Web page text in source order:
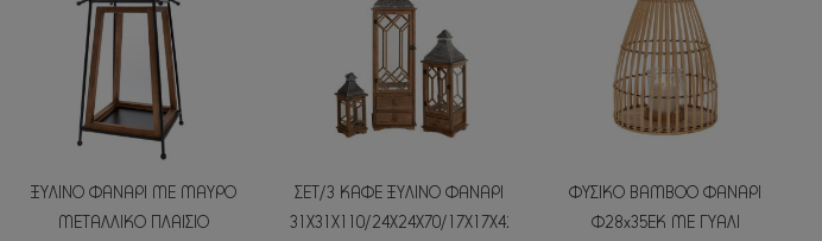
ΞΥΛΙΝΟ ΦΑΝΑΡΙ ΜΕ ΜΑΥΡΟ
ΜΕΤΑΛΛΙΚΟ ΠΛΑΙΣΙΟ
ΣΕΤ/3 ΚΑΦΕ ΞΥΛΙΝΟ ΦΑΝΑΡΙ
31Χ31Χ110/24Χ24Χ70/17Χ17Χ42ΕΚ
ΦΥΣΙΚΟ BAMBOO ΦΑΝΑΡΙ
Φ28x35ΕΚ ΜΕ ΓΥΑΛΙ